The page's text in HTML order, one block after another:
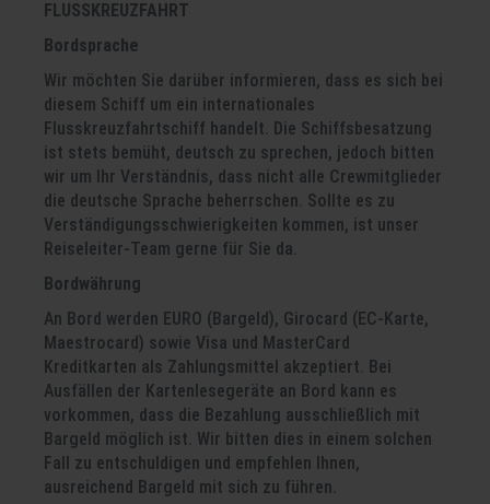
FLUSSKREUZFAHRT
Bordsprache
Wir möchten Sie darüber informieren, dass es sich bei
diesem Schiff um ein internationales
Flusskreuzfahrtschiff handelt. Die Schiffsbesatzung
ist stets bemüht, deutsch zu sprechen, jedoch bitten
wir um Ihr Verständnis, dass nicht alle Crewmitglieder
die deutsche Sprache beherrschen. Sollte es zu
Verständigungsschwierigkeiten kommen, ist unser
Reiseleiter-Team gerne für Sie da.
Bordwährung
An Bord werden EURO (Bargeld), Girocard (EC-Karte,
Maestrocard) sowie Visa und MasterCard
Kreditkarten als Zahlungsmittel akzeptiert. Bei
Ausfällen der Kartenlesegeräte an Bord kann es
vorkommen, dass die Bezahlung ausschließlich mit
Bargeld möglich ist. Wir bitten dies in einem solchen
Fall zu entschuldigen und empfehlen Ihnen,
ausreichend Bargeld mit sich zu führen.